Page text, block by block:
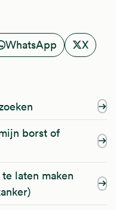
WhatsApp X
borst of
laten maken